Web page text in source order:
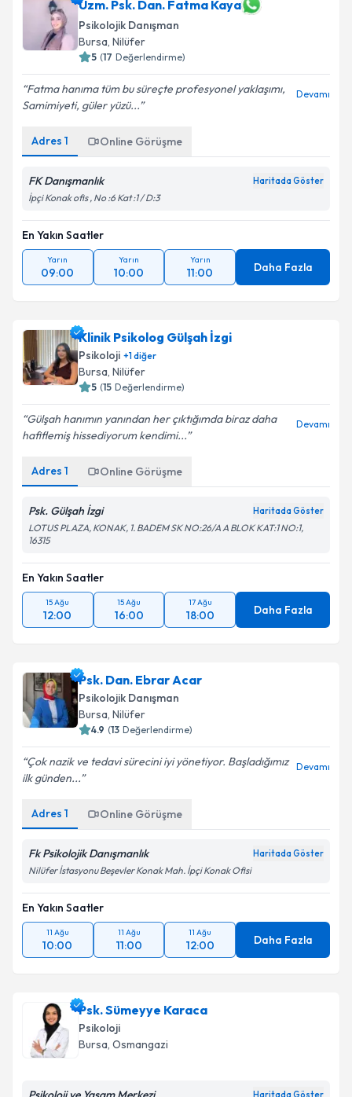
Uzm. Psk. Dan. Fatma Kaya
Psikolojik Danışman
Bursa, Nilüfer
5 (17 Değerlendirme)
Fatma hanıma tüm bu süreçte profesyonel yaklaşımı,
Samimiyeti, güler yüzü...
Devamı
Adres 1 Online Görüşme
FK Danışmanlık Haritada Göster
İpçi Konak ofis , No :6 Kat :1 / D:3
En Yakın Saatler
Yarın
09:00
Yarın
10:00
Yarın
11:00 Daha Fazla
Klinik Psikolog Gülşah İzgi
Psikoloji +1diğer
Bursa, Nilüfer
5 (15 Değerlendirme)
Gülşah hanımın yanından her çıktığımda biraz daha
hafiflemiş hissediyorum kendimi...
Devamı
Adres 1 Online Görüşme
Psk. Gülşah İzgi Haritada Göster
LOTUS PLAZA, KONAK, 1. BADEM SK NO:26/A A BLOK KAT:1 NO:1,
16315
En Yakın Saatler
15 Ağu
12:00
15 Ağu
16:00
17 Ağu
18:00 Daha Fazla
Psk. Dan. Ebrar Acar
Psikolojik Danışman
Bursa, Nilüfer
4.9 (13 Değerlendirme)
Çok nazik ve tedavi sürecini iyi yönetiyor. Başladığımız
ilk günden...
Devamı
Adres 1 Online Görüşme
Fk Psikolojik Danışmanlık Haritada Göster
Nilüfer İstasyonu Beşevler Konak Mah. İpçi Konak Ofisi
En Yakın Saatler
11 Ağu
10:00
11 Ağu
11:00
11 Ağu
12:00 Daha Fazla
Psk. Sümeyye Karaca
Psikoloji
Bursa, Osmangazi
Haritada Göster